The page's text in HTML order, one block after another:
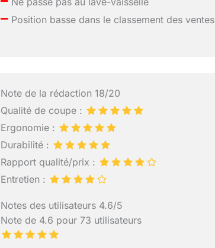
– Position basse dans le classement des ventes
Note de la rédaction 18/20
Qualité de coupe :
Ergonomie :
Durabilité :
Rapport qualité/prix :
Entretien :
Notes des utilisateurs 4.6/5
Note de 4.6 pour 73 utilisateurs